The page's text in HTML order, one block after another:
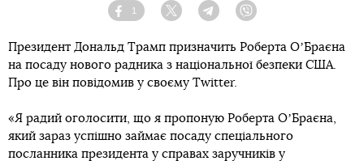
Facebook
1
Twitter TelegramViber
Президент Дональд Трамп призначить Роберта ОʼБраєна
на посаду нового радника з національної безпеки США.
Про це він повідомив у своєму Twitter.
«Я радий оголосити, що я пропоную Роберта ОʼБраєна,
який зараз успішно займає посаду спеціального
посланника президента у справах заручників у